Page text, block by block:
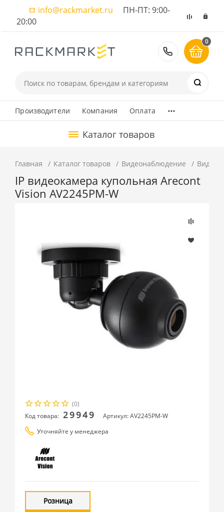
info@rackmarket.ru ПН-ПТ: 9:00-
20:00
8 (495)
0
Производители Компания Оплата ...
Каталог товаров
Главная Каталог товаров Видеонаблюдение
IP видеокамера купольная Arecont
Vision AV2245PM-W
(0)
Код товара: 29949
Артикул: AV2245PM-W
Уточняйте у менеджера
Розница